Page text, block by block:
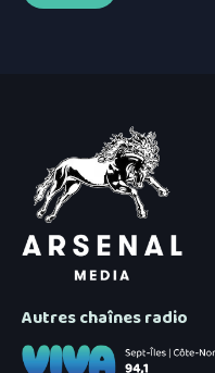
Autres chaînes radio